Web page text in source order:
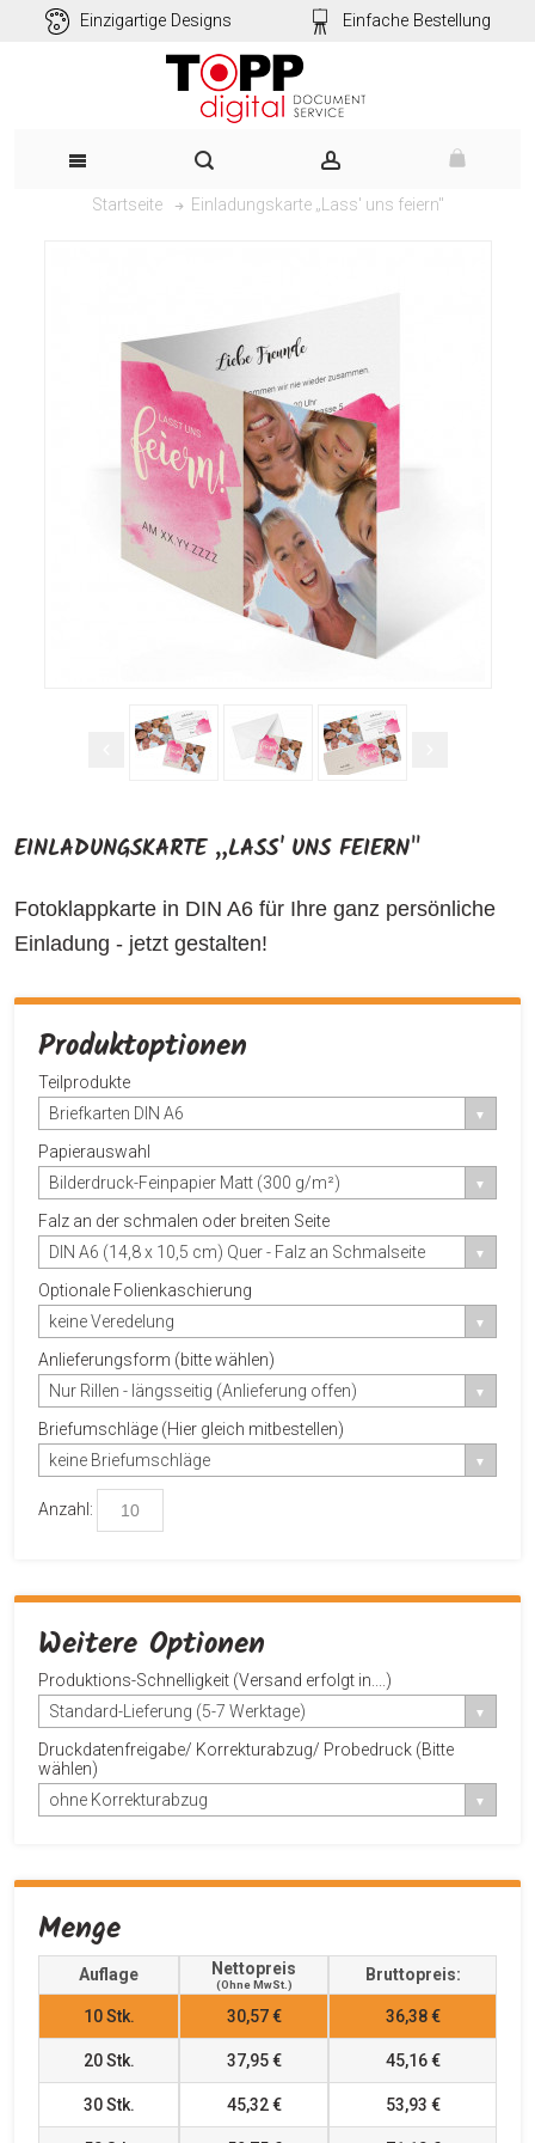
Einzigartige Designs Einfache Bestellung
Startseite Einladungskarte „Lass' uns feiern"
EINLADUNGSKARTE „LASS' UNS FEIERN"
Fotoklappkarte in DIN A6 für Ihre ganz persönliche
Einladung - jetzt gestalten!
Produktoptionen
Teilprodukte
Briefkarten DIN A6
Papierauswahl
Bilderdruck-Feinpapier Matt (300 g/m²)
Falz an der schmalen oder breiten Seite
DIN A6 (14,8 x 10,5 cm) Quer - Falz an Schmalseite
Optionale Folienkaschierung
keine Veredelung
Anlieferungsform (bitte wählen)
Nur Rillen - längsseitig (Anlieferung offen)
Briefumschläge (Hier gleich mitbestellen)
keine Briefumschläge
Anzahl:
Weitere Optionen
Produktions-Schnelligkeit (Versand erfolgt in....)
Standard-Lieferung (5-7 Werktage)
Druckdatenfreigabe/ Korrekturabzug/ Probedruck (Bitte
wählen)
ohne Korrekturabzug
Menge
Auflage Nettopreis
(ohne MwSt.)
Bruttopreis:
10Stk. 30,57 € 36,38 €
20Stk. 37,95 € 45,16 €
30Stk. 45,32 € 53,93 €